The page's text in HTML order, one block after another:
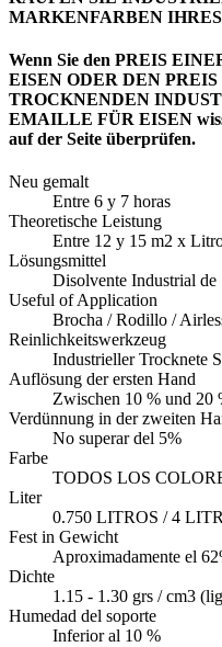
MARKENFARBEN
Wenn Sie den PREIS
EISEN ODER DEN
TROCKNENDEN
EMAILLE FÜR EISEN
auf der Seite überprüfen.
Neu gemalt
Entre 6 y 7 horas
Theoretische Leistung
Entre 12 y 15 m2 x
Lösungsmittel
Disolvente Industrial de
Useful of Application
Brocha / Rodillo /
Reinlichkeitswerkzeug
Industrieller Trocknete
Auflösung der ersten Hand
Zwischen 10 % und 20
Verdünnung in der zweiten
No superar del 5%
Farbe
TODOS LOS
Liter
0.750 LITROS / 4
Fest in Gewicht
Aproximadamente el
Dichte
1.15 - 1.30 grs / cm3
Humedad del soporte
Inferior al 10 %